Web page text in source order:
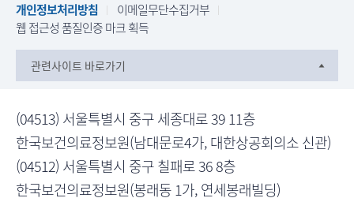
개인정보처리방침
이메일무단수집거부
웹 접근성 품질인증 마크 획득
관련사이트 바로가기
(04513) 서울특별시 중구 세종대로 39 11층
한국보건의료정보원(남대문로4가, 대한상공회의소 신관)
(04512) 서울특별시 중구 칠패로 36 8층
한국보건의료정보원(봉래동 1가, 연세봉래빌딩)